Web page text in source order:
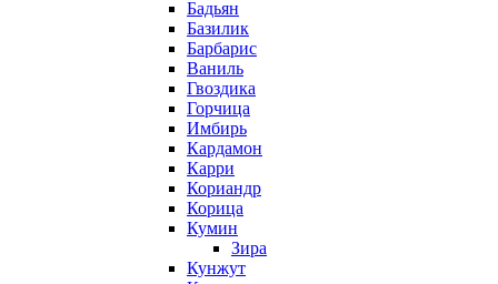
Бадьян
Базилик
Барбарис
Ваниль
Гвоздика
Горчица
Имбирь
Кардамон
Карри
Кориандр
Корица
Кумин
Зира
Кунжут